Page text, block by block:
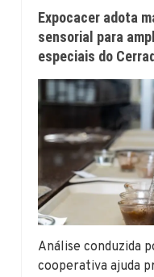
Expocacer adota
sensorial para
especiais do
Análise conduzida
cooperativa ajuda